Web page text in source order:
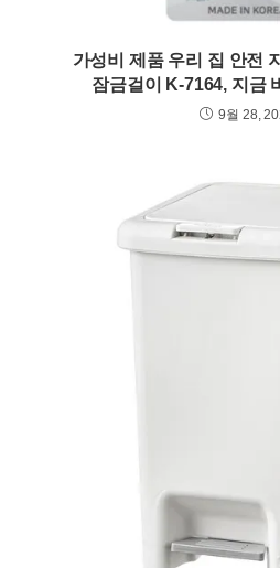
가성비 제품 우리 집 안전
잠금걸이 K-7164, 지금
9월 28,